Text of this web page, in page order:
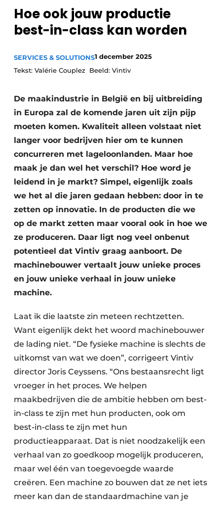
Privacy / Cookie statement
Vacature aanmelden
Video’s
Hoe ook jouw productie
best-in-class kan worden
SERVICES & SOLUTIONS1 december 2025
Tekst: Valérie Couplez Beeld: Vintiv
De maakindustrie in België en bij uitbreiding
in Europa zal de komende jaren uit zijn pijp
moeten komen. Kwaliteit alleen volstaat niet
langer voor bedrijven hier om te kunnen
concurreren met lageloonlanden. Maar hoe
maak je dan wel het verschil? Hoe word je
leidend in je markt? Simpel, eigenlijk zoals
we het al die jaren gedaan hebben: door in te
zetten op innovatie. In de producten die we
op de markt zetten maar vooral ook in hoe we
ze produceren. Daar ligt nog veel onbenut
potentieel dat Vintiv graag aanboort. De
machinebouwer vertaalt jouw unieke proces
en jouw unieke verhaal in jouw unieke
machine.
Laat ik die laatste zin meteen rechtzetten.
Want eigenlijk dekt het woord machinebouwer
de lading niet. “De fysieke machine is slechts de
uitkomst van wat we doen”, corrigeert Vintiv
director Joris Ceyssens. “Ons bestaansrecht ligt
vroeger in het proces. We helpen
maakbedrijven die de ambitie hebben om best-
in-class te zijn met hun producten, ook om
best-in-class te zijn met hun
productieapparaat. Dat is niet noodzakelijk een
verhaal van zo goedkoop mogelijk produceren,
maar wel één van toegevoegde waarde
creëren. Een machine zo bouwen dat ze net iets
meer kan dan de standaardmachine van je